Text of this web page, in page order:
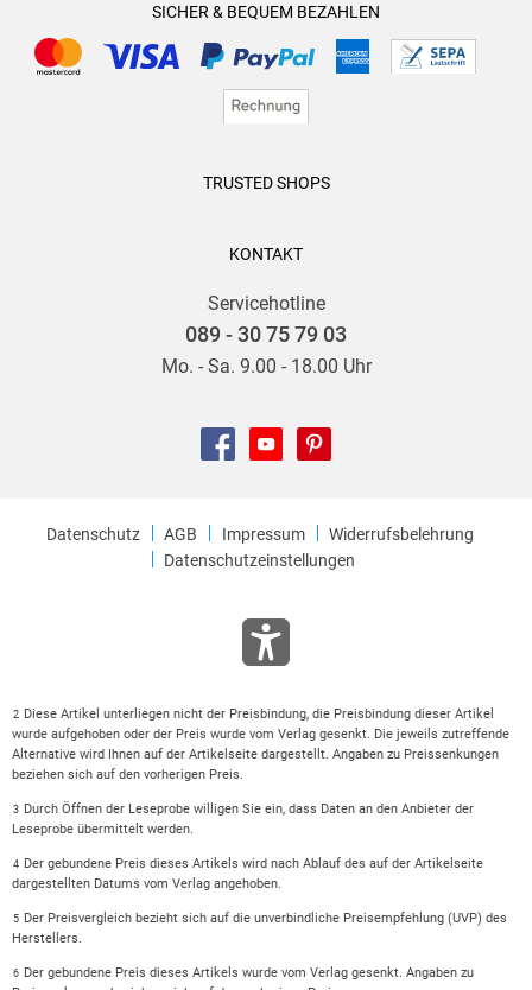
SICHER & BEQUEM BEZAHLEN
TRUSTED SHOPS
KONTAKT
Servicehotline
089 - 30 75 79 03
Mo. - Sa. 9.00 - 18.00 Uhr
Datenschutz AGB Impressum
Widerrufsbelehrung
Datenschutzeinstellungen
2
Diese Artikel unterliegen nicht der Preisbindung, die Preisbindung dieser Artikel
wurde aufgehoben oder der Preis wurde vom Verlag gesenkt. Die jeweils zutreffende
Alternative wird Ihnen auf der Artikelseite dargestellt. Angaben zu Preissenkungen
beziehen sich auf den vorherigen Preis.
3
Durch Öffnen der Leseprobe willigen Sie ein, dass Daten an den Anbieter der
Leseprobe übermittelt werden.
4
Der gebundene Preis dieses Artikels wird nach Ablauf des auf der Artikelseite
dargestellten Datums vom Verlag angehoben.
5
Der Preisvergleich bezieht sich auf die unverbindliche Preisempfehlung (UVP) des
Herstellers.
6
Der gebundene Preis dieses Artikels wurde vom Verlag gesenkt. Angaben zu